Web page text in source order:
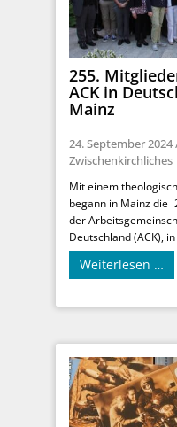
255.
ACK in
Mainz
24. September 2024
Zwischenkirchliches
Mit einem
begann in Mainz die
der
Deutschland (ACK),
Weiterlesen …